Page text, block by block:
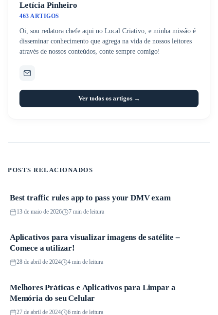
Letícia Pinheiro
463 ARTIGOS
Oi, sou redatora chefe aqui no Local Criativo, e minha missão é
disseminar conhecimento que agrega na vida de nossos leitores
através de nossos conteúdos, conte sempre comigo!
Ver todos os artigos →
POSTS RELACIONADOS
Aplicativos
Best traffic rules app to pass your DMV exam
13 de maio de 2026 7 min de leitura
Aplicativos
Aplicativos para visualizar imagens de satélite –
Comece a utilizar!
28 de abril de 2024 4 min de leitura
Aplicativos
Melhores Práticas e Aplicativos para Limpar a
Memória do seu Celular
27 de abril de 2024 6 min de leitura